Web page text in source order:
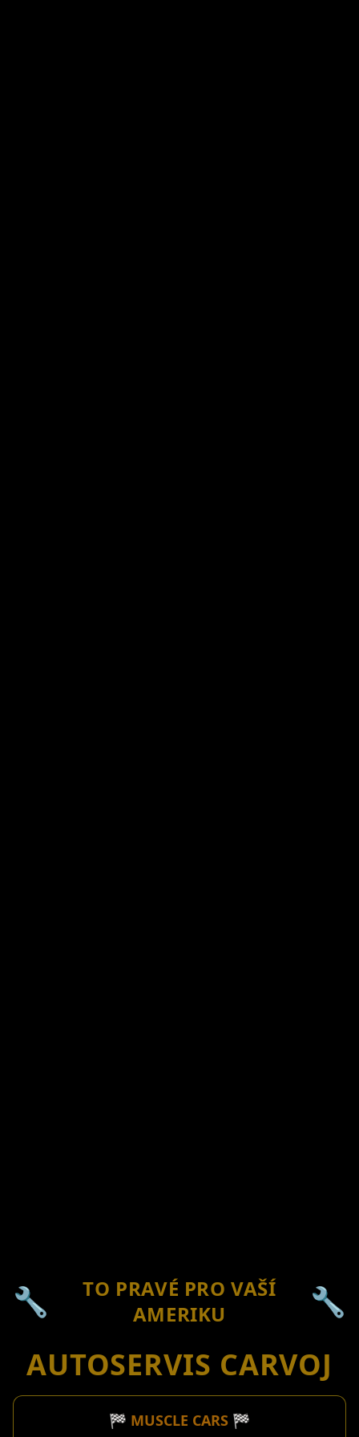
🔧
TO PRAVÉ PRO VAŠÍ
AMERIKU
🔧
AUTOSERVIS CARVOJ
🏁 MUSCLE CARS 🏁